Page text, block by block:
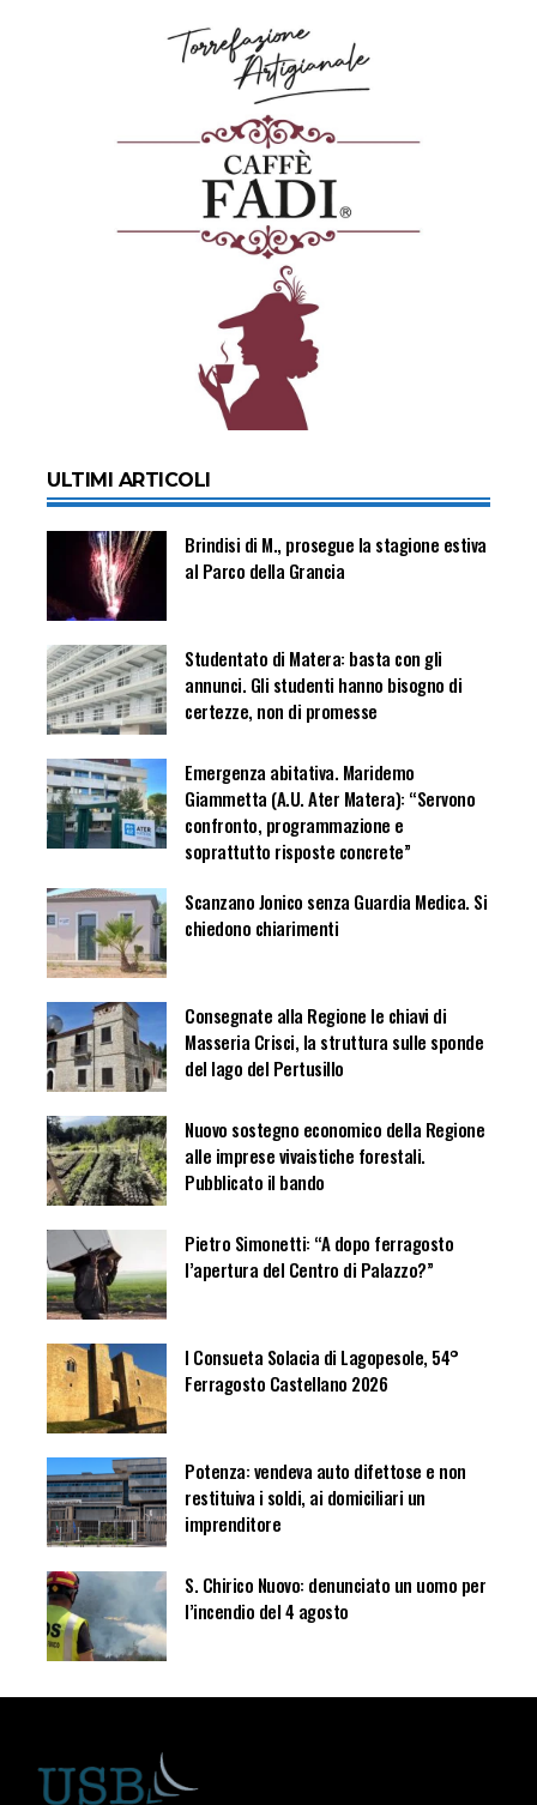
ULTIMI ARTICOLI
Brindisi di M., prosegue la stagione estiva
al Parco della Grancia
Studentato di Matera: basta con gli
annunci. Gli studenti hanno bisogno di
certezze, non di promesse
Emergenza abitativa. Maridemo
Giammetta (A.U. Ater Matera): “Servono
confronto, programmazione e
soprattutto risposte concrete”
Scanzano Jonico senza Guardia Medica. Si
chiedono chiarimenti
Consegnate alla Regione le chiavi di
Masseria Crisci, la struttura sulle sponde
del lago del Pertusillo
Nuovo sostegno economico della Regione
alle imprese vivaistiche forestali.
Pubblicato il bando
Pietro Simonetti: “A dopo ferragosto
l’apertura del Centro di Palazzo?”
I Consueta Solacia di Lagopesole, 54°
Ferragosto Castellano 2026
Potenza: vendeva auto difettose e non
restituiva i soldi, ai domiciliari un
imprenditore
S. Chirico Nuovo: denunciato un uomo per
l’incendio del 4 agosto